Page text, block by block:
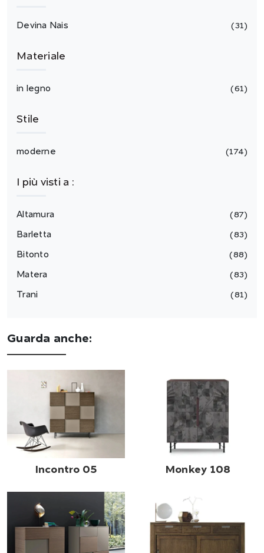
Devina Nais 31
Materiale
in legno 61
Stile
moderne 174
I più visti a :
Altamura 87
Barletta 83
Bitonto 88
Matera 83
Trani 81
Guarda anche:
Incontro 05 Monkey 108